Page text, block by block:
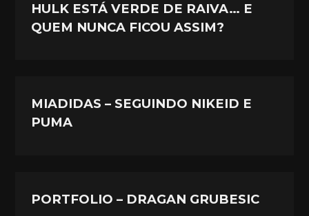
HULK ESTÁ VERDE DE RAIVA… E
QUEM NUNCA FICOU ASSIM?
MIADIDAS – SEGUINDO NIKEID E
PUMA
PORTFOLIO – DRAGAN GRUBESIC